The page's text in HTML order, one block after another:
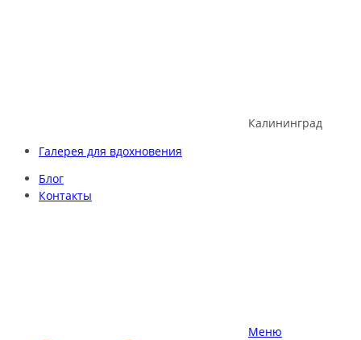
Калининград
Галерея для вдохновения
Блог
Контакты
Меню